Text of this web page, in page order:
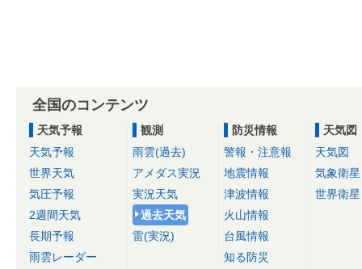
全国のコンテンツ
天気予報
天気予報
世界天気
気圧予報
2週間天気
長期予報
雨雲レーダー
観測
雨雲(過去)
アメダス実況
実況天気
過去天気
雷(実況)
防災情報
警報・注意報
地震情報
津波情報
火山情報
台風情報
知る防災
天気図
天気図
気象衛星
世界衛星